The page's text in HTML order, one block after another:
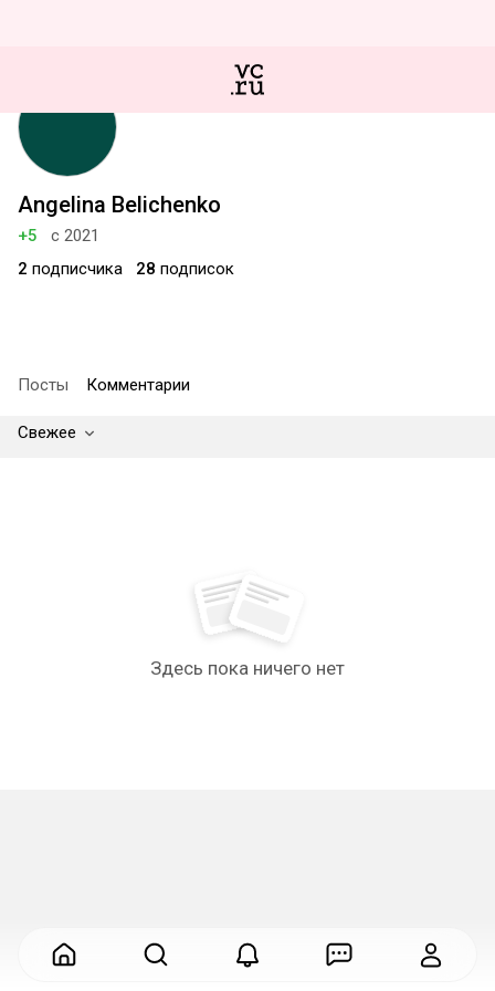
Angelina Belichenko
+5
с 2021
2 подписчика 28 подписок
Посты Комментарии
Свежее
Здесь пока ничего нет